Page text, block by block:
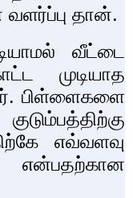
தான்.
வீட்டை
முடியாத
பிள்ளைகளை
எவ்வளவு
என்பதற்கான